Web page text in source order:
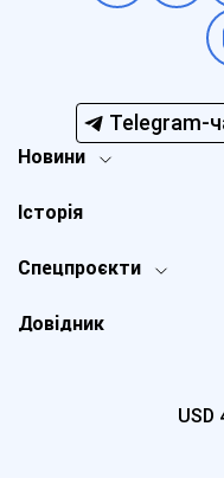
Telegram-
Новини
Спецпроєкти
Історія
Довідник
USD